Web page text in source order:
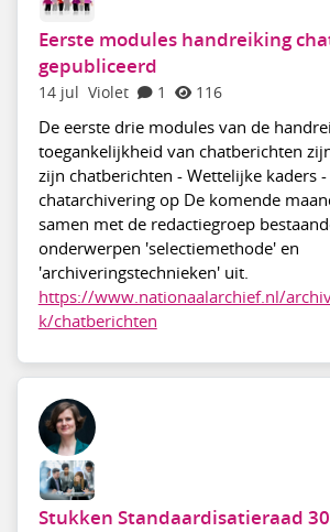
Eerste modules handreiking
gepubliceerd
14 jul Violet 1 116
De eerste drie modules van de
toegankelijkheid van chatberichten
zijn chatberichten - Wettelijke kaders
chatarchivering op De komende
samen met de redactiegroep
onderwerpen 'selectiemethode' en
'archiveringstechnieken' uit.
https://www.nationaalarchief.nl/
k/chatberichten
Stukken Standaardisatieraad